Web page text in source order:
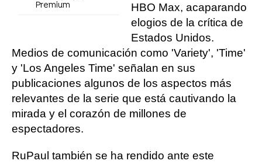
Premium
HBO Max, acaparando
elogios de la crítica de
Estados Unidos.
Medios de comunicación como 'Variety', 'Time'
y 'Los Angeles Time' señalan en sus
publicaciones algunos de los aspectos más
relevantes de la serie que está cautivando la
mirada y el corazón de millones de
espectadores.
RuPaul también se ha rendido ante este